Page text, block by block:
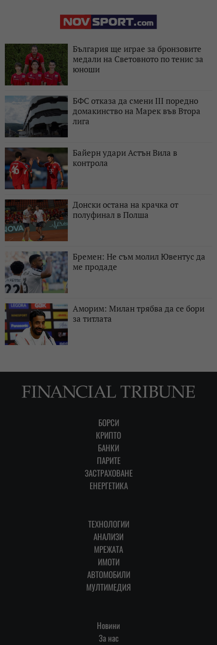
България ще играе за бронзовите
медали на Световното по тенис за
юноши
БФС отказа да смени III поредно
домакинство на Марек във Втора
лига
Байерн удари Астън Вила в
контрола
Донски остана на крачка от
полуфинал в Полша
Бремен: Не съм молил Ювентус да
ме продаде
Аморим: Милан трябва да се бори
за титлата
БОРСИ
КРИПТО
БАНКИ
ПАРИТЕ
ЗАСТРАХОВАНЕ
ЕНЕРГЕТИКА
ТЕХНОЛОГИИ
АНАЛИЗИ
МРЕЖАТА
ИМОТИ
АВТОМОБИЛИ
МУЛТИМЕДИЯ
Новини
За нас